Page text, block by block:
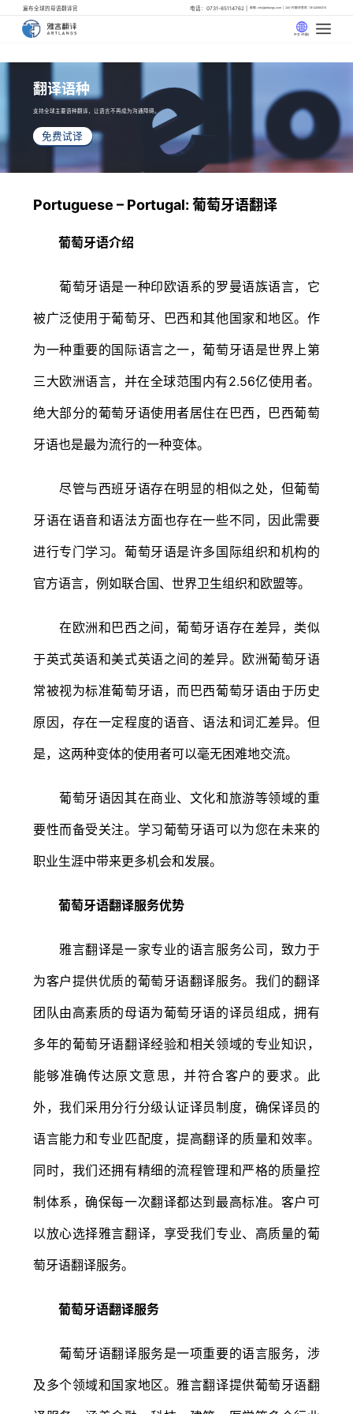
遍布全球的母语翻译官 电话：0731-85114762 邮箱: info@artlangs.com 24小时翻译管家: 18142666316
中文 (中国)
翻译语种
支持全球主要语种翻译，让语言不再成为沟通障碍。
免费试译
Portuguese – Portugal: 葡萄牙语翻译
葡萄牙语介绍
葡萄牙语是一种印欧语系的罗曼语族语言，它
被广泛使用于葡萄牙、巴西和其他国家和地区。作
为一种重要的国际语言之一，葡萄牙语是世界上第
三大欧洲语言，并在全球范围内有2.56亿使用者。
绝大部分的葡萄牙语使用者居住在巴西，巴西葡萄
牙语也是最为流行的一种变体。
尽管与西班牙语存在明显的相似之处，但葡萄
牙语在语音和语法方面也存在一些不同，因此需要
进行专门学习。葡萄牙语是许多国际组织和机构的
官方语言，例如联合国、世界卫生组织和欧盟等。
在欧洲和巴西之间，葡萄牙语存在差异，类似
于英式英语和美式英语之间的差异。欧洲葡萄牙语
常被视为标准葡萄牙语，而巴西葡萄牙语由于历史
原因，存在一定程度的语音、语法和词汇差异。但
是，这两种变体的使用者可以毫无困难地交流。
葡萄牙语因其在商业、文化和旅游等领域的重
要性而备受关注。学习葡萄牙语可以为您在未来的
职业生涯中带来更多机会和发展。
葡萄牙语翻译服务优势
雅言翻译是一家专业的语言服务公司，致力于
为客户提供优质的葡萄牙语翻译服务。我们的翻译
团队由高素质的母语为葡萄牙语的译员组成，拥有
多年的葡萄牙语翻译经验和相关领域的专业知识，
能够准确传达原文意思，并符合客户的要求。此
外，我们采用分行分级认证译员制度，确保译员的
语言能力和专业匹配度，提高翻译的质量和效率。
同时，我们还拥有精细的流程管理和严格的质量控
制体系，确保每一次翻译都达到最高标准。客户可
以放心选择雅言翻译，享受我们专业、高质量的葡
萄牙语翻译服务。
葡萄牙语翻译服务
葡萄牙语翻译服务是一项重要的语言服务，涉
及多个领域和国家地区。雅言翻译提供葡萄牙语翻